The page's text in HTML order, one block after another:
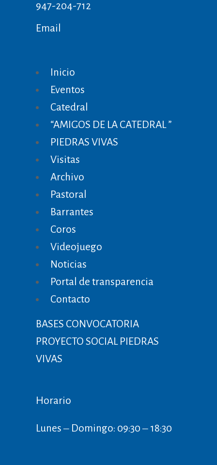
947-204-712
Email
Inicio
Eventos
Catedral
“AMIGOS DE LA CATEDRAL ”
PIEDRAS VIVAS
Visitas
Archivo
Pastoral
Barrantes
Coros
Videojuego
Noticias
Portal de transparencia
Contacto
BASES CONVOCATORIA
PROYECTO SOCIAL PIEDRAS
VIVAS
Horario
Lunes ‒ Domingo: 09:30 ‒ 18:30